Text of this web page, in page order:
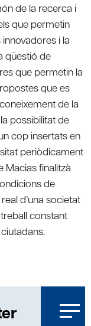
de la recerca i
que permetin
i la
qüestió de
que permetin la
que es
de la
possibilitat de
cop insertats en
periòdicament
Macias finalitzà
de
d’una societat
constant